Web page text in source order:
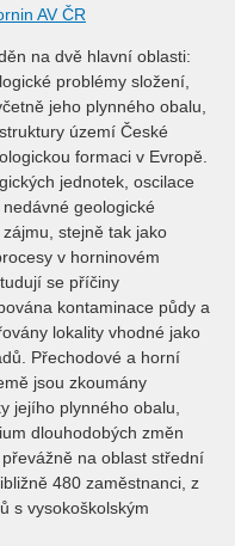
AV ČR
na dvě hlavní oblasti:
problémy složení,
jeho plynného obalu,
území České
formaci v Evropě.
jednotek, oscilace
geologické
stejně tak jako
v horninovém
se příčiny
kontaminace půdy a
lokality vhodné jako
Přechodové a horní
jsou zkoumány
jejího plynného obalu,
dlouhodobých změn
na oblast střední
480 zaměstnanci, z
s vysokoškolským